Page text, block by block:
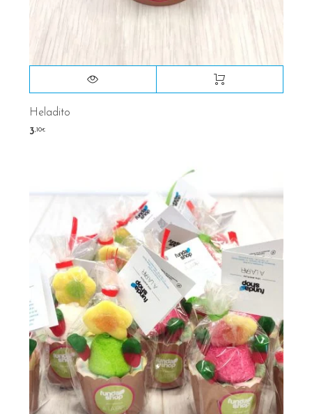
Heladito
3,10€